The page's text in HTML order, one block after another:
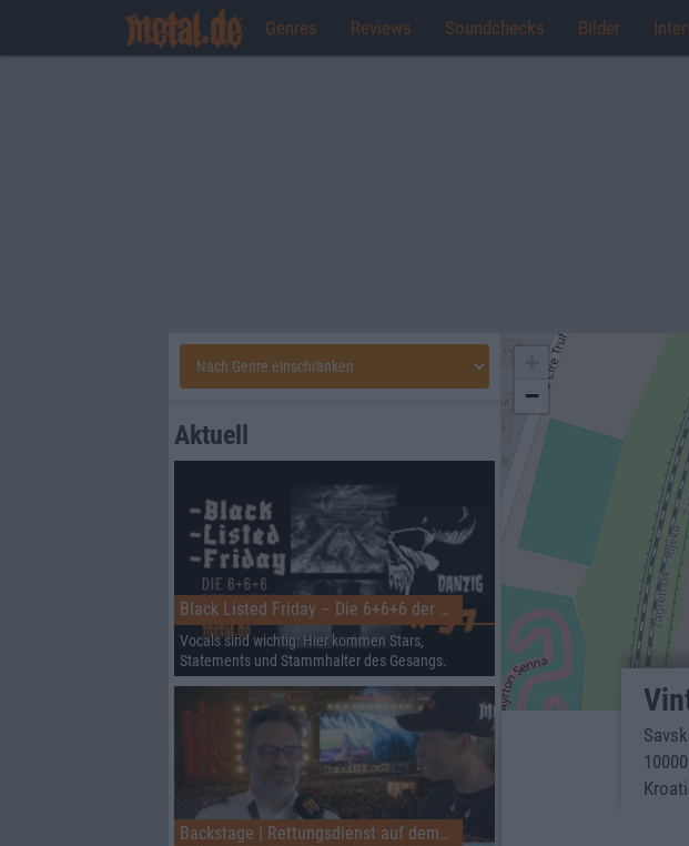
Genres Reviews Soundchecks Bilder
−
Aktuell
Black Listed Friday – Die 6+6+6 der Woche
Vocals sind wichtig: Hier kommen Stars,
Statements und Stammhalter des Gesangs.
Backstage | Rettungsdienst auf dem Summer Breeze